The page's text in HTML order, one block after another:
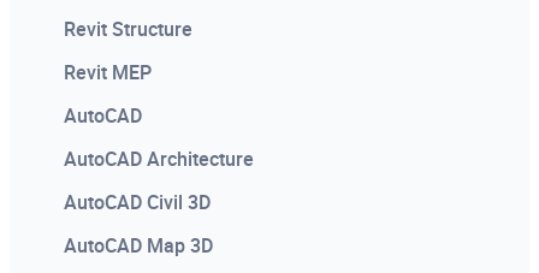
Revit Structure
Revit MEP
AutoCAD
AutoCAD Architecture
AutoCAD Civil 3D
AutoCAD Map 3D